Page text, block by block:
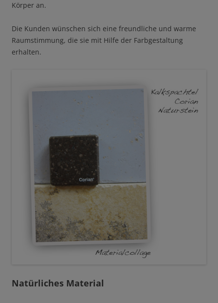
Körper an.
Die Kunden wünschen sich eine freundliche und warme
Raumstimmung, die sie mit Hilfe der Farbgestaltung
erhalten.
Natürliches Material